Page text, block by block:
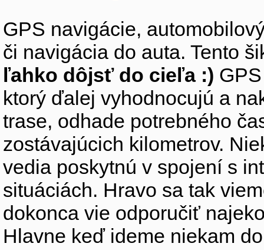
GPS navigácie,
či navigácia do auta. Tento
ľahko dôjsť do cieľa :)
ktorý ďalej vyhodnocujú a
trase, odhade potrebného
zostávajúcich kilometrov.
vedia poskytnú v spojení s
situáciách. Hravo sa tak
dokonca vie odporučiť
Hlavne keď ideme niekam